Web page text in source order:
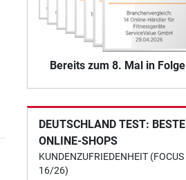
Bereits zum 8. Mal in Folge
DEUTSCHLAND TEST: BESTE
ONLINE-SHOPS
KUNDENZUFRIEDENHEIT (FOCUS
16/26)